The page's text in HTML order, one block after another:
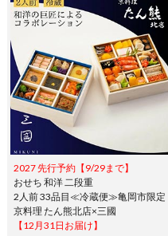
2027 先行予約【9/29まで】
おせち 和洋 二段重
2人前 33品目≪冷蔵便≫亀岡市限定
京料理 たん熊北店×三國
【12月31日お届け】